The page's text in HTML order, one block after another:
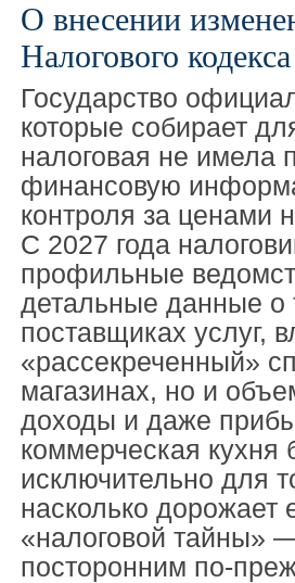
О внесении
Налогового
Государство
которые собирает
налоговая не имела
финансовую
контроля за ценами
С 2027 года
профильные
детальные данные о
поставщиках услуг,
«рассекреченный»
магазинах, но и
доходы и даже
коммерческая кухня
исключительно для
насколько дорожает
«налоговой тайны»
посторонним по-